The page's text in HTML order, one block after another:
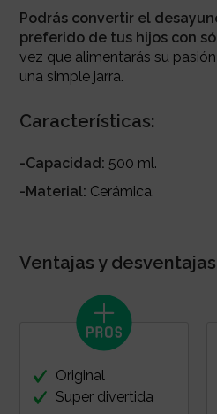
Podrás convertir el
preferido de tus hijos con
vez que alimentarás su
una simple jarra.
Características:
-Capacidad: 500 ml.
-Material: Cerámica.
Ventajas y
Original
Super divertida